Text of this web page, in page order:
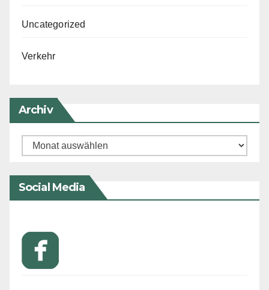
Uncategorized
Verkehr
Archiv
Archiv
Social Media